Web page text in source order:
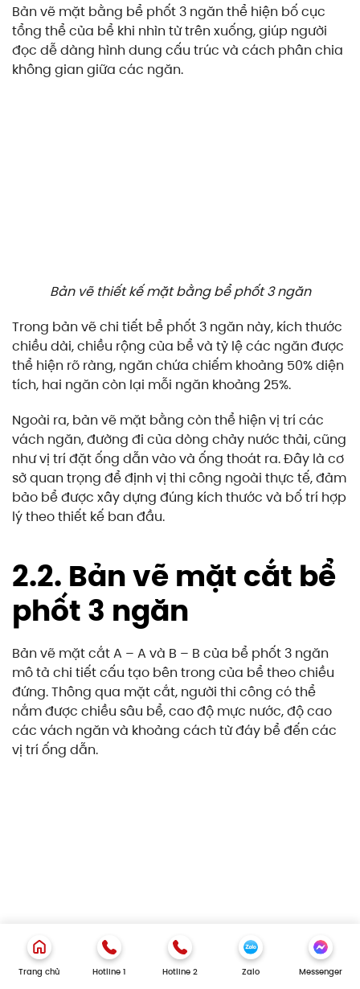
Bản vẽ mặt bằng bể phốt 3 ngăn thể hiện bố cục
tổng thể của bể khi nhìn từ trên xuống, giúp người
đọc dễ dàng hình dung cấu trúc và cách phân chia
không gian giữa các ngăn.
Bản vẽ thiết kế mặt bằng bể phốt 3 ngăn
Trong bản vẽ chi tiết bể phốt 3 ngăn này, kích thước
chiều dài, chiều rộng của bể và tỷ lệ các ngăn được
thể hiện rõ ràng, ngăn chứa chiếm khoảng 50% diện
tích, hai ngăn còn lại mỗi ngăn khoảng 25%.
Ngoài ra, bản vẽ mặt bằng còn thể hiện vị trí các
vách ngăn, đường đi của dòng chảy nước thải, cũng
như vị trí đặt ống dẫn vào và ống thoát ra. Đây là cơ
sở quan trọng để định vị thi công ngoài thực tế, đảm
bảo bể được xây dựng đúng kích thước và bố trí hợp
lý theo thiết kế ban đầu.
2.2. Bản vẽ mặt cắt bể
phốt 3 ngăn
Bản vẽ mặt cắt A – A và B – B của bể phốt 3 ngăn
mô tả chi tiết cấu tạo bên trong của bể theo chiều
đứng. Thông qua mặt cắt, người thi công có thể
nắm được chiều sâu bể, cao độ mực nước, độ cao
các vách ngăn và khoảng cách từ đáy bể đến các
vị trí ống dẫn.
Mặt cắt A – A bể tự hoại 3 ngăn
Trang chủ Hotline 1 Hotline 2 Zalo Messenger